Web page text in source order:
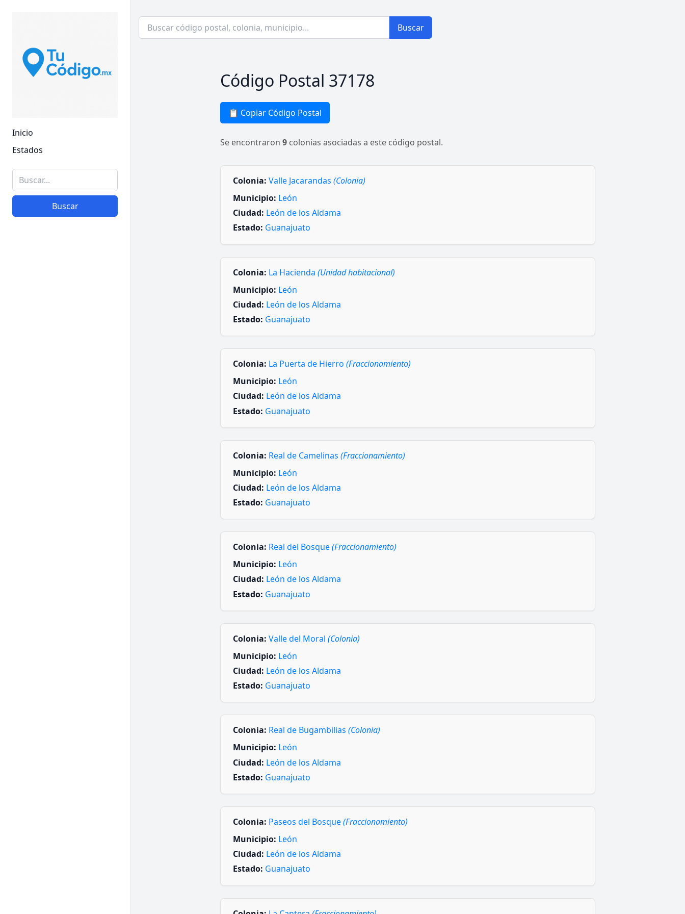
Inicio
Estados
Buscar
Buscar
Código Postal 37178
📋 Copiar Código Postal
Se encontraron 9 colonias asociadas a este código postal.
Colonia: Valle Jacarandas (Colonia)
Municipio: León
Ciudad: León de los Aldama
Estado: Guanajuato
Colonia: La Hacienda (Unidad habitacional)
Municipio: León
Ciudad: León de los Aldama
Estado: Guanajuato
Colonia: La Puerta de Hierro (Fraccionamiento)
Municipio: León
Ciudad: León de los Aldama
Estado: Guanajuato
Colonia: Real de Camelinas (Fraccionamiento)
Municipio: León
Ciudad: León de los Aldama
Estado: Guanajuato
Colonia: Real del Bosque(Fraccionamiento)
Municipio: León
Ciudad: León de los Aldama
Estado: Guanajuato
Colonia: Valle del Moral (Colonia)
Municipio: León
Ciudad: León de los Aldama
Estado: Guanajuato
Colonia: Real de Bugambilias (Colonia)
Municipio: León
Ciudad: León de los Aldama
Estado: Guanajuato
Colonia: Paseos del Bosque(Fraccionamiento)
Municipio: León
Ciudad: León de los Aldama
Estado: Guanajuato